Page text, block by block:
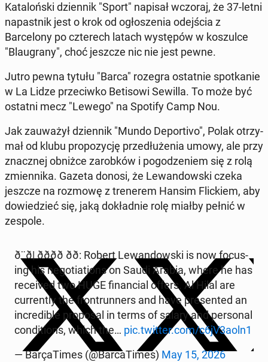
Kat­alońs­ki dzi­en­nik "Sport" napisał wczoraj, że 37-letni
na­past­nik jest o krok od ogłoszenia ode­jś­cia z
Barcelony po czterech latach wys­tępów w koszulce
"Blau­grany", choć jeszcze nic nie jest pewne.
Jutro pewna tytułu "Barca" rozegra os­tat­nie spotkanie
w La Lidze prze­ci­wko Beti­sowi Sewilla. To może być
ostatni mecz "Lewego" na Spotify Camp Nou.
Jak za­uważył dzi­en­nik "Mundo De­porti­vo", Polak otrzy­
mał od klubu propozy­cję przedłuże­nia umowy, ale przy
znacznej obniżce zarobków i pogodze­niem się z rolą
zmi­en­ni­ka. Gazeta donosi, że Lewandows­ki czeka
jeszcze na rozmowę z trenerem Hansim Flick­iem, aby
dowiedzieć się, jaką dokład­nie rolę miałby pełnić w
zespole.
ð¨ð| ðððð ðð: Robert Lewandows­ki is now fo­cus­
ing his ne­go­ti­a­tions on Saudi Arabia, where he has
re­ceived two HUGE fi­nan­cial offers. Al Hilal are
cur­rent­ly the fron­trun­ners and have pre­sent­ed an
in­cred­i­ble pro­pos­al in terms of salary and per­son­al
con­di­tions, which the… pic.twitter.com/c6jV3aoln1
— Barça­Times (@Bar­ca­Times) May 15, 2026